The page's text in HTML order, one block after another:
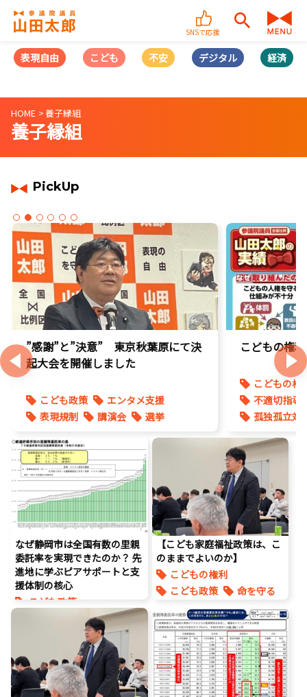
SNSで応援
表現自由 こども 不安 デジタル 経済
HOME 養子縁組
養子縁組
PickUp
”感謝”と”決意” 東京秋葉原にて決
起大会を開催しました
こども政策
エンタメ支援
表現規制
講演会 選挙
こどもの権
こどもの権
不適切指導
孤独孤立対
なぜ静岡市は全国有数の里親
委託率を実現できたのか？ 先
進地に学ぶピアサポートと支
援体制の核心
こども政策
児童虐待対策
養子縁組
【こども家庭福祉政策は、こ
のままでよいのか】
こどもの権利
こども政策
命を守る
養子縁組